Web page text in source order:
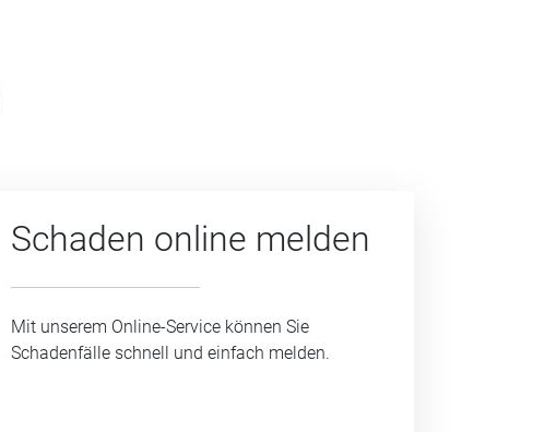
Schaden online melden
Mit unserem Online-Service können Sie
Schadenfälle schnell und einfach melden.